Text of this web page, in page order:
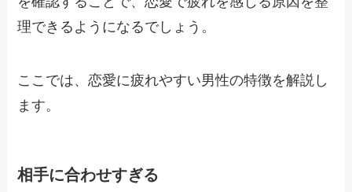
理できるようになるでしょう。
ここでは、恋愛に疲れやすい男性の特徴を解説し
ます。
相手に合わせすぎる